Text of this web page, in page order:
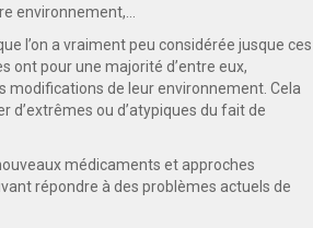
environnement,…
l’on a vraiment peu considérée jusque ces
ont pour une majorité d’entre eux,
modifications de leur environnement. Cela
d’extrêmes ou d’atypiques du fait de
médicaments et approches
répondre à des problèmes actuels de